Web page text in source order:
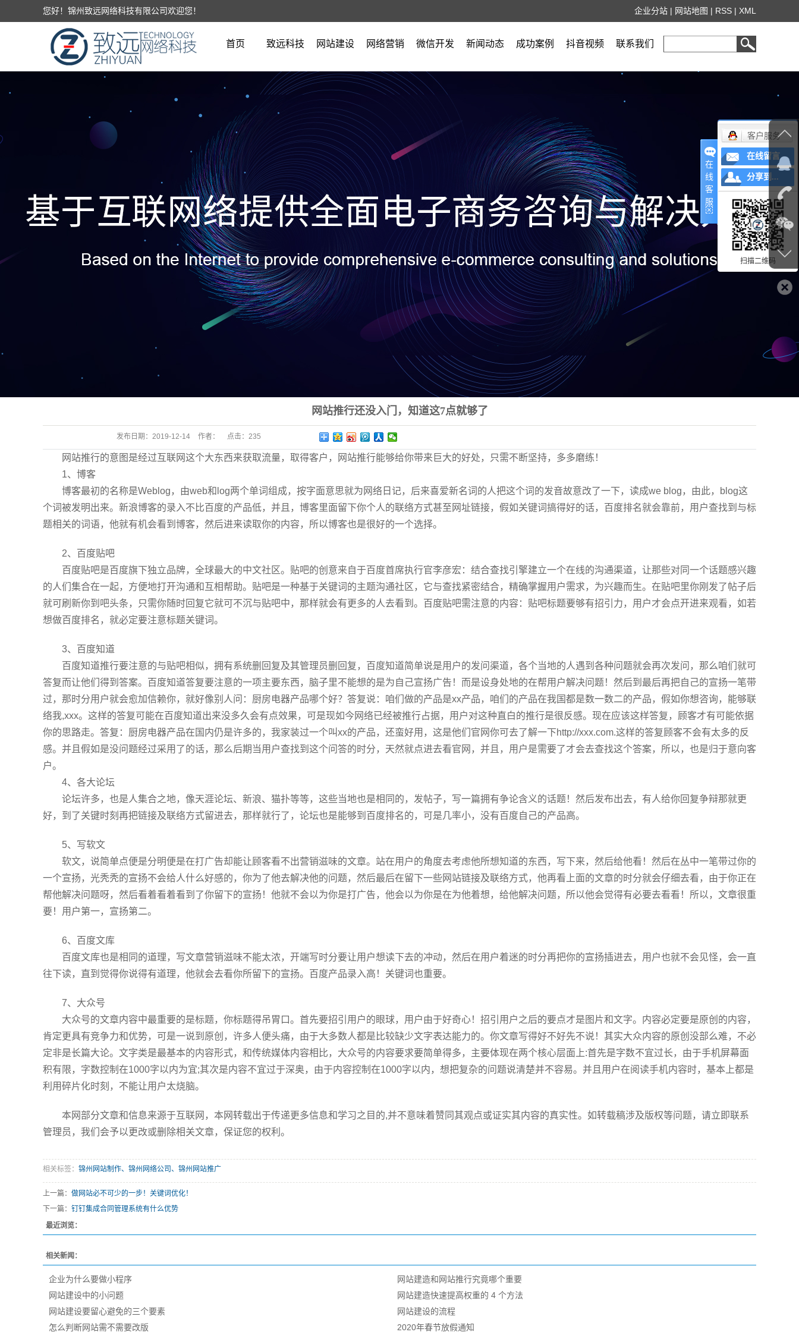
您好！锦州致远网络科技有限公司欢迎您！ 企业分站 | 网站地图 | RSS | XML
首页 致远科技
公司简介
营业执照
网站建设 网络营销 微信开发 新闻动态
公司新闻
成功案例 抖音视频 联系我们
网站推行还没入门，知道这7点就够了
发布日期： 2019-12-14 作者： 点击： 235
网站推行的意图是经过互联网这个大东西来获取流量，取得客户，网站推行能够给你带来巨大的好处，只需不断坚持，多多磨练！
1、博客
博客最初的名称是Weblog，由web和log两个单词组成，按字面意思就为网络日记，后来喜爱新名词的人把这个词的发音故意改了一下，读成we blog，由此，blog这
个词被发明出来。新浪博客的录入不比百度的产品低，并且，博客里面留下你个人的联络方式甚至网址链接，假如关键词搞得好的话，百度排名就会靠前，用户查找到与标
题相关的词语，他就有机会看到博客，然后进来读取你的内容，所以博客也是很好的一个选择。
2、百度贴吧
百度贴吧是百度旗下独立品牌，全球最大的中文社区。贴吧的创意来自于百度首席执行官李彦宏：结合查找引擎建立一个在线的沟通渠道，让那些对同一个话题感兴趣
的人们集合在一起，方便地打开沟通和互相帮助。贴吧是一种基于关键词的主题沟通社区，它与查找紧密结合，精确掌握用户需求，为兴趣而生。在贴吧里你刚发了帖子后
就可刷新你到吧头条，只需你随时回复它就可不沉与贴吧中，那样就会有更多的人去看到。百度贴吧需注意的内容：贴吧标题要够有招引力，用户才会点开进来观看，如若
想做百度排名，就必定要注意标题关键词。
3、百度知道
百度知道推行要注意的与贴吧相似，拥有系统删回复及其管理员删回复，百度知道简单说是用户的发问渠道，各个当地的人遇到各种问题就会再次发问，那么咱们就可
答复而让他们得到答案。百度知道答复要注意的一项主要东西，脑子里不能想的是为自己宣扬广告！而是设身处地的在帮用户解决问题！然后到最后再把自己的宣扬一笔带
过，那时分用户就会愈加信赖你，就好像别人问：厨房电器产品哪个好？答复说：咱们做的产品是xx产品，咱们的产品在我国都是数一数二的产品，假如你想咨询，能够联
络我,xxx。这样的答复可能在百度知道出来没多久会有点效果，可是现如今网络已经被推行占据，用户对这种直白的推行是很反感。现在应该这样答复，顾客才有可能依据
你的思路走。答复：厨房电器产品在国内仍是许多的，我家装过一个叫xx的产品，还蛮好用，这是他们官网你可去了解一下http://xxx.com.这样的答复顾客不会有太多的反
感。并且假如是没问题经过采用了的话，那么后期当用户查找到这个问答的时分，天然就点进去看官网，并且，用户是需要了才会去查找这个答案，所以，也是归于意向客
户。
4、各大论坛
论坛许多，也是人集合之地，像天涯论坛、新浪、猫扑等等，这些当地也是相同的，发帖子，写一篇拥有争论含义的话题！然后发布出去，有人给你回复争辩那就更
好，到了关键时刻再把链接及联络方式留进去，那样就行了，论坛也是能够到百度排名的，可是几率小，没有百度自己的产品高。
5、写软文
软文，说简单点便是分明便是在打广告却能让顾客看不出营销滋味的文章。站在用户的角度去考虑他所想知道的东西，写下来，然后给他看！然后在丛中一笔带过你的
一个宣扬，光秃秃的宣扬不会给人什么好感的，你为了他去解决他的问题，然后最后在留下一些网站链接及联络方式，他再看上面的文章的时分就会仔细去看，由于你正在
帮他解决问题呀，然后看着看着看到了你留下的宣扬！他就不会以为你是打广告，他会以为你是在为他着想，给他解决问题，所以他会觉得有必要去看看！所以，文章很重
要！用户第一，宣扬第二。
6、百度文库
百度文库也是相同的道理，写文章营销滋味不能太浓，开端写时分要让用户想读下去的冲动，然后在用户着迷的时分再把你的宣扬插进去，用户也就不会见怪，会一直
往下读，直到觉得你说得有道理，他就会去看你所留下的宣扬。百度产品录入高！关键词也重要。
7、大众号
大众号的文章内容中最重要的是标题，你标题得吊胃口。首先要招引用户的眼球，用户由于好奇心！招引用户之后的要点才是图片和文字。内容必定要是原创的内容，
肯定更具有竞争力和优势，可是一说到原创，许多人便头痛，由于大多数人都是比较缺少文字表达能力的。你文章写得好不好先不说！其实大众内容的原创没部么难，不必
定非是长篇大论。文字类是最基本的内容形式，和传统媒体内容相比，大众号的内容要求要简单得多，主要体现在两个核心层面上:首先是字数不宜过长，由于手机屏幕面
积有限，字数控制在1000字以内为宜;其次是内容不宜过于深奥，由于内容控制在1000字以内，想把复杂的问题说清楚并不容易。并且用户在阅读手机内容时，基本上都是
利用碎片化时刻，不能让用户太烧脑。
本网部分文章和信息来源于互联网，本网转载出于传递更多信息和学习之目的,并不意味着赞同其观点或证实其内容的真实性。如转载稿涉及版权等问题，请立即联系
管理员，我们会予以更改或删除相关文章，保证您的权利。
相关标签： 锦州网站制作、锦州网络公司、锦州网站推广
上一篇： 做网站必不可少的一步！关键词优化！
下一篇： 钉钉集成合同管理系统有什么优势
最近浏览：
相关新闻：
企业为什么要做小程序
网站建造和网站推行究竟哪个重要
网站建设中的小问题
网站建造快速提高权重的 4 个方法
网站建设要留心避免的三个要素
网站建设的流程
怎么判断网站需不需要改版
2020年春节放假通知
在
线
客
服
客户服务
在线留言
分享到...
扫描二维码